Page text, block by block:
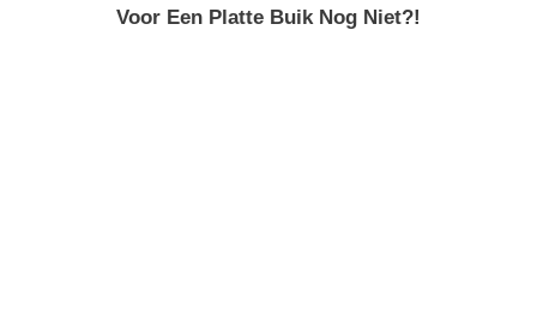
Voor Een Platte Buik Nog Niet?!